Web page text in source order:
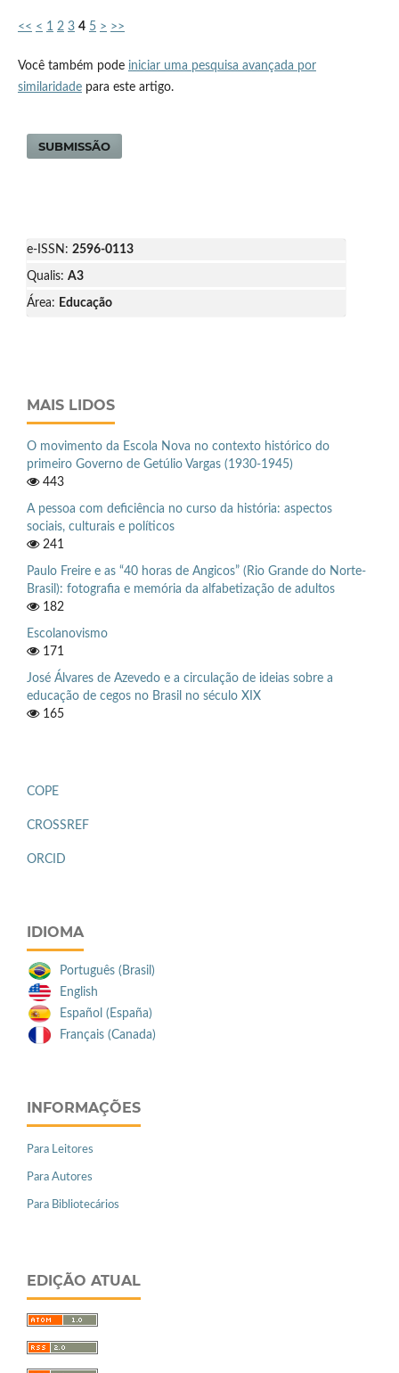
<< < 1 2 3 4 5 > >>
Você também pode iniciar uma pesquisa avançada por
similaridadepara este artigo.
SUBMISSÃO
e-ISSN: 2596-0113
Qualis: A3
Área: Educação
MAIS LIDOS
O movimento da Escola Nova no contexto histórico do
primeiro Governo de Getúlio Vargas (1930-1945)
443
A pessoa com deficiência no curso da história: aspectos
sociais, culturais e políticos
241
Paulo Freire e as “40 horas de Angicos” (Rio Grande do Norte-
Brasil): fotografia e memória da alfabetização de adultos
182
Escolanovismo
171
José Álvares de Azevedo e a circulação de ideias sobre a
educação de cegos no Brasil no século XIX
165
COPE
CROSSREF
ORCID
IDIOMA
Português (Brasil)
English
Español (España)
Français (Canada)
INFORMAÇÕES
Para Leitores
Para Autores
Para Bibliotecários
EDIÇÃO ATUAL